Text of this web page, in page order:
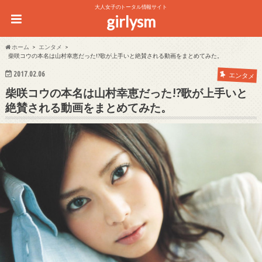
大人女子のトータル情報サイト
girlysm
ホーム
エンタメ
柴咲コウの本名は山村幸恵だった!?歌が上手いと絶賛される動画をまとめてみた。
2017.02.06 エンタメ
柴咲コウの本名は山村幸恵だった!?歌が上手いと
絶賛される動画をまとめてみた。